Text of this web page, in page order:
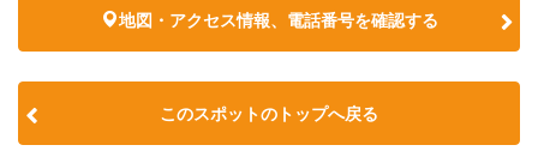
地図・アクセス情報、電話番号を確認する
このスポットのトップへ戻る